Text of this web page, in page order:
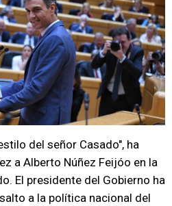
del señor Casado", ha
a Alberto Núñez Feijóo en la
El presidente del Gobierno ha
a la política nacional del